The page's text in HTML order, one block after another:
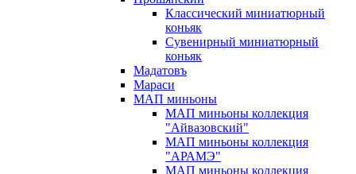
Классический миниатюрный
коньяк
Сувенирный миниатюрный
коньяк
Мадатовъ
Мараси
МАП миньоны
МАП миньоны коллекция
"Айвазовский"
МАП миньоны коллекция
"АРАМЭ"
МАП миньоны коллекция